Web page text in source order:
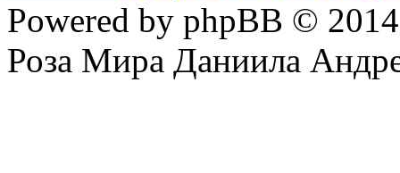
Powered by phpBB ©
Роза Мира Даниила